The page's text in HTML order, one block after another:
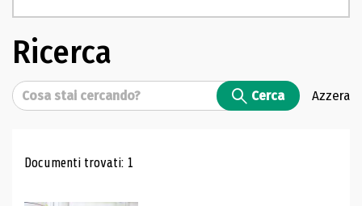
Ricerca
Cerca Cerca Azzera
Risultati di ricerca
Documenti trovati: 1